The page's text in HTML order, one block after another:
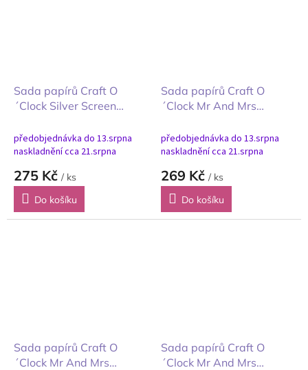
Sada papírů Craft O
´Clock Silver Screen
plátna 20x20cm
předobjednávka do 13.srpna
naskladnění cca 21.srpna
275 Kč / ks
Do košíku
Sada papírů Craft O
´Clock Mr And Mrs
20x20cm
předobjednávka do 13.srpna
naskladnění cca 21.srpna
269 Kč / ks
Do košíku
Sada papírů Craft O
´Clock Mr And Mrs
Sada papírů Craft O
´Clock Mr And Mrs